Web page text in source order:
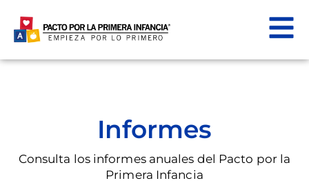
Informes
Consulta los informes anuales del Pacto por la
Primera Infancia